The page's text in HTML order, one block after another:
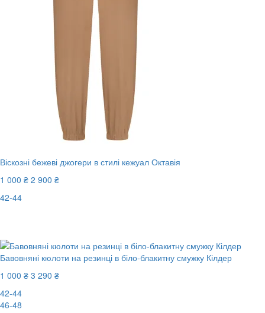
Віскозні бежеві джогери в стилі кежуал Октавія
1 000 ₴ 2 900 ₴
42-44
Бавовняні кюлоти на резинці в біло-блакитну смужку Кілдер
1 000 ₴ 3 290 ₴
42-44
46-48